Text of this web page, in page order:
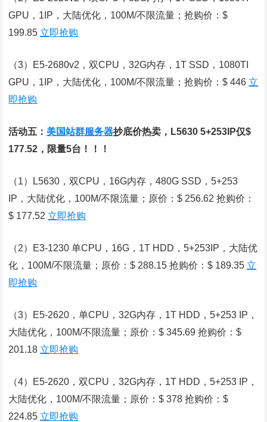
GPU，1IP，大陆优化，100M/不限流量；抢购价：$
199.85 立即抢购
（3）E5-2680v2，双CPU，32G内存，1T SSD，1080TI
GPU，1IP，大陆优化，100M/不限流量；抢购价：$ 446 立
即抢购
活动五： 美国站群服务器抄底价热卖，L5630 5+253IP仅$
177.52，限量5台！！！
（1）L5630，双CPU，16G内存，480G SSD，5+253
IP，大陆优化，100M/不限流量；原价：$ 256.62 抢购价：
$ 177.52 立即抢购
（2）E3-1230 单CPU，16G，1T HDD，5+253IP，大陆优
化，100M/不限流量；原价：$ 288.15 抢购价：$ 189.35 立
即抢购
（3）E5-2620，单CPU，32G内存，1T HDD，5+253 IP，
大陆优化，100M/不限流量；原价：$ 345.69 抢购价：$
201.18 立即抢购
（4）E5-2620，双CPU，32G内存，1T HDD，5+253 IP，
大陆优化，100M/不限流量；原价：$ 378 抢购价：$
224.85 立即抢购